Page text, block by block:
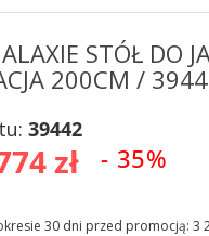
STÓŁ DO
200CM /
39442
zł - 35%
30 dni przed promocją: 3